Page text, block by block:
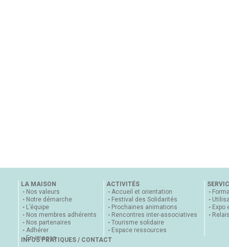
LA MAISON
Nos valeurs
Notre démarche
L’équipe
Nos membres adhérents
Nos partenaires
Adhérer
En images
ACTIVITÉS
Accueil et orientation
Festival des Solidarités
Prochaines animations
Rencontres inter-associatives
Tourisme solidaire
Espace ressources
Expo
INFOS PRATIQUES / CONTACT